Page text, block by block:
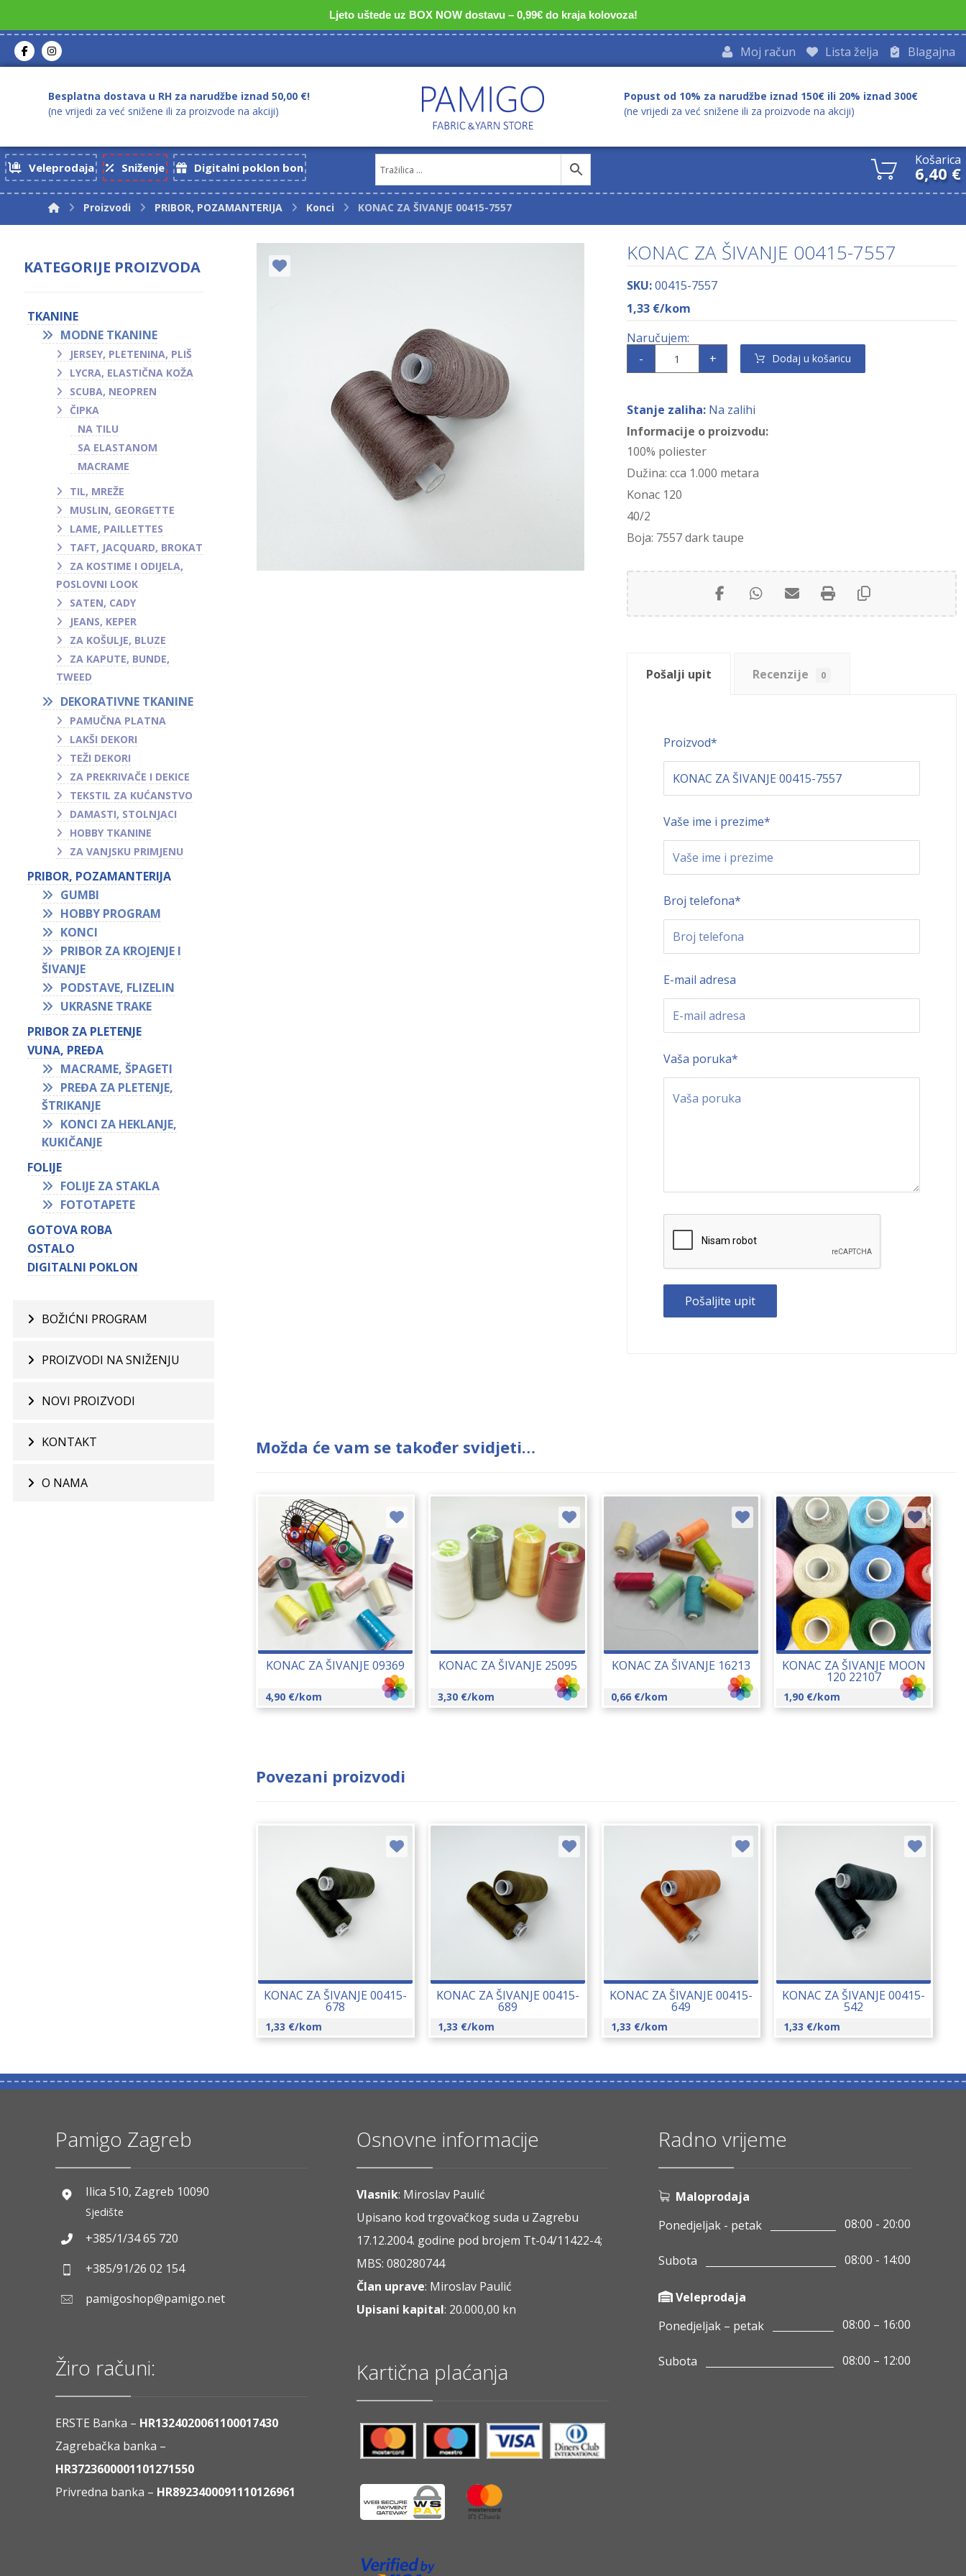
Ljeto uštede uz BOX NOW dostavu – 0,99€ do kraja kolovoza!
Blagajna
Lista želja
Moj račun
Besplatna dostava u RH za narudžbe iznad 50,00 €!
(ne vrijedi za već snižene ili za proizvode na akciji)
Popust od 10% za narudžbe iznad 150€ ili 20% iznad 300€
(ne vrijedi za već snižene ili za proizvode na akciji)
Veleprodaja Sniženje Digitalni poklon bon Košarica
6,40 €
Proizvodi PRIBOR, POZAMANTERIJA Konci KONAC ZA ŠIVANJE 00415-7557
KONAC ZA ŠIVANJE 00415-7557
SKU:00415-7557
1,33 €/kom
- + Dodaj u košaricu
Stanje zaliha: Na zalihi
Informacije o proizvodu:
100% poliester
Dužina: cca 1.000 metara
Konac 120
40/2
Boja: 7557 dark taupe
Pošalji upit Recenzije 0
Proizvod*
Vaše ime i prezime*
Broj telefona*
E-mail adresa
Vaša poruka*
Možda će vam se također svidjeti…
KONAC ZA ŠIVANJE 09369
4,90 €/kom
KONAC ZA ŠIVANJE 25095
3,30 €/kom
KONAC ZA ŠIVANJE 16213
0,66 €/kom
KONAC ZA ŠIVANJE MOON
120 22107
1,90 €/kom
Povezani proizvodi
KONAC ZA ŠIVANJE 00415-
678
1,33 €/kom
KONAC ZA ŠIVANJE 00415-
689
1,33 €/kom
KONAC ZA ŠIVANJE 00415-
649
1,33 €/kom
KONAC ZA ŠIVANJE 00415-
542
1,33 €/kom
KATEGORIJE PROIZVODA
TKANINE
MODNE TKANINE
JERSEY, PLETENINA, PLIŠ
LYCRA, ELASTIČNA KOŽA
SCUBA, NEOPREN
ČIPKA
NA TILU
SA ELASTANOM
MACRAME
TIL, MREŽE
MUSLIN, GEORGETTE
LAME, PAILLETTES
TAFT, JACQUARD, BROKAT
ZA KOSTIME I ODIJELA,
POSLOVNI LOOK
SATEN, CADY
JEANS, KEPER
ZA KOŠULJE, BLUZE
ZA KAPUTE, BUNDE,
TWEED
DEKORATIVNE TKANINE
PAMUČNA PLATNA
LAKŠI DEKORI
TEŽI DEKORI
ZA PREKRIVAČE I DEKICE
TEKSTIL ZA KUĆANSTVO
DAMASTI, STOLNJACI
HOBBY TKANINE
ZA VANJSKU PRIMJENU
PRIBOR, POZAMANTERIJA
GUMBI
HOBBY PROGRAM
KONCI
PRIBOR ZA KROJENJE I
ŠIVANJE
PODSTAVE, FLIZELIN
UKRASNE TRAKE
PRIBOR ZA PLETENJE
VUNA, PREĐA
MACRAME, ŠPAGETI
PREĐA ZA PLETENJE,
ŠTRIKANJE
KONCI ZA HEKLANJE,
KUKIČANJE
FOLIJE
FOLIJE ZA STAKLA
FOTOTAPETE
GOTOVA ROBA
OSTALO
DIGITALNI POKLON
BOŽIĆNI PROGRAM
PROIZVODI NA SNIŽENJU
NOVI PROIZVODI
KONTAKT
O NAMA
Pamigo Zagreb
Ilica 510, Zagreb 10090
Sjedište
+385/1/34 65 720
+385/91/26 02 154
pamigoshop@pamigo.net
Žiro računi:
ERSTE Banka – HR1324020061100017430
Zagrebačka banka –
HR3723600001101271550
Privredna banka – HR8923400091110126961
Osnovne informacije
Vlasnik: Miroslav Paulić
Upisano kod trgovačkog suda u Zagrebu
17.12.2004. godine pod brojem Tt-04/11422-4;
MBS: 080280744
Član uprave: Miroslav Paulić
Upisani kapital: 20.000,00 kn
Kartična plaćanja
Radno vrijeme
Maloprodaja
Ponedjeljak - petak
08:00 - 20:00
Subota 08:00 - 14:00
Veleprodaja
Ponedjeljak – petak
08:00 – 16:00
Subota 08:00 – 12:00